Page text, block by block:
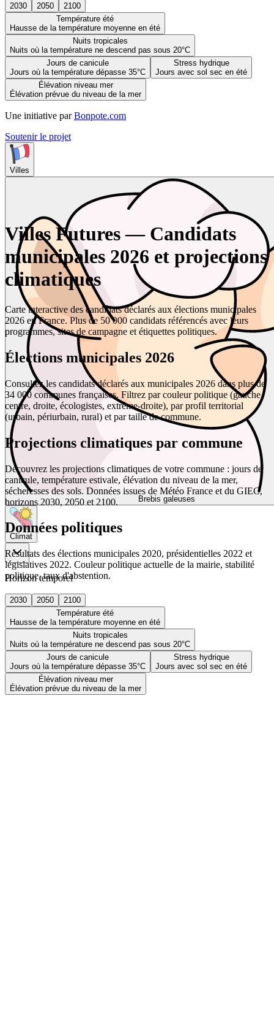
2030 2050
2100
Température été
Hausse de la température moyenne en été
Nuits tropicales
Nuits où la température ne descend pas sous 20°C
Jours de canicule
Jours où la température dépasse 35°C
Stress hydrique
Jours avec sol sec en été
Élévation niveau mer
Élévation prévue du niveau de la mer
Une initiative par Bonpote.com
Soutenir le projet
Villes
Brebis galeuses
Climat
Horizon temporel
2030 2050
2100
Température été
Hausse de la température moyenne en été
Nuits tropicales
Nuits où la température ne descend pas sous 20°C
Jours de canicule
Jours où la température dépasse 35°C
Stress hydrique
Jours avec sol sec en été
Élévation niveau mer
Élévation prévue du niveau de la mer
Villes Futures — Candidats
municipales 2026 et projections
climatiques
Carte interactive des candidats déclarés aux élections municipales
2026 en France. Plus de 50 000 candidats référencés avec leurs
programmes, sites de campagne et étiquettes politiques.
Élections municipales 2026
Consultez les candidats déclarés aux municipales 2026 dans plus de
34 000 communes françaises. Filtrez par couleur politique (gauche,
centre, droite, écologistes, extrême-droite), par profil territorial
(urbain, périurbain, rural) et par taille de commune.
Projections climatiques par commune
Découvrez les projections climatiques de votre commune : jours de
canicule, température estivale, élévation du niveau de la mer,
sécheresses des sols. Données issues de Météo France et du GIEC,
horizons 2030, 2050 et 2100.
Données politiques
Résultats des élections municipales 2020, présidentielles 2022 et
législatives 2022. Couleur politique actuelle de la mairie, stabilité
politique, taux d'abstention.